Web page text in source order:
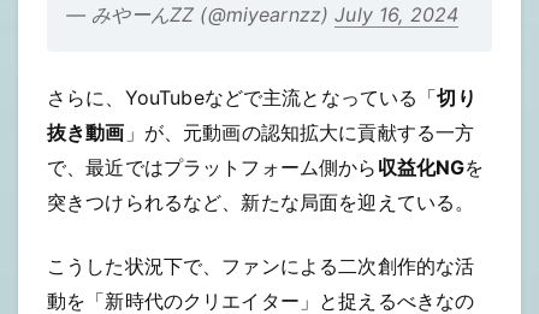
— みやーんZZ (@miyearnzz)July 16, 2024
さらに、YouTubeなどで主流となっている「切り
抜き動画 」が、元動画の認知拡大に貢献する一方
で、最近ではプラットフォーム側から 収益化NGを
突きつけられるなど、新たな局面を迎えている。
こうした状況下で、ファンによる二次創作的な活
動を「新時代のクリエイター」と捉えるべきなの